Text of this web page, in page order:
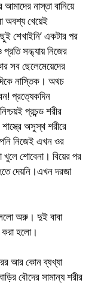
নাস্তা বানিয়ে
অবশ্য খেয়েই
শেখাইনি’ একটার পর
প্রতি সন্ধ্যায় নিজের
সব ছেলেমেয়েদের
নাস্তিক। অথচ
প্রত্যেকদিন
প্রচন্ড শরীর
অসুস্থ শরীরে
নিজেই এখন ওর
খুলে শোবেনা। বিয়ের পর
দেয়নি।এখন দরজা
অরু। দুই বাবা
করা হলো।
আর কোন ব্যখ্যা
বৌদের সামান্য শরীর